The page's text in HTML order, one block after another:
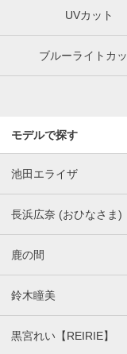
UVカット
ブルーライトカ
モデルで探す
池田エライザ
長浜広奈 (おひなさま)
鹿の間
鈴木瞳美
黒宮れい【REIRIE】